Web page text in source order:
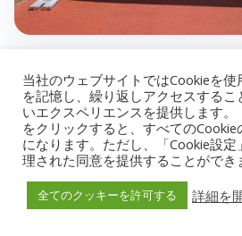
SUMMARY
イベント概要
GWの始まり4/27(日)〜28(日)の
お呼びいただいた千葉県柏市の
当社のウェブサイトではCookieを
を記憶し、繰り返しアクセスする
いエクスペリエンスを提供します。
をクリックすると、すべての
になります。ただし、「Cookie設
理された同意を提供することができ
全てのクッキーを許可する 詳細を